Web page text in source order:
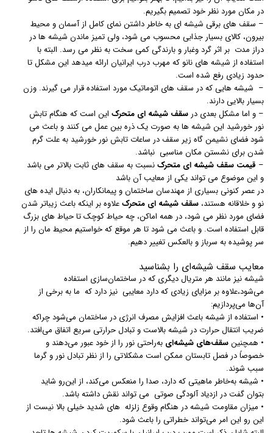
در مکان مورد نظر خود تصمیم بگیریم.
– سقف های برقی شیشه ای به خاطر داشتن نمای کامل از آسمان و محیط
بیرون، کالای بسیار جذابی محسوب می شود، ولی تمیز ماندن شیشه ها در
دراز مدت بر اثر گرد وغبار و بارندگی کمی سخت به نظر می رسد. البته با
استفاده از شیشه های نانو که مهرب درب ایرانیان ارائه میدهد این مشکل تا
حدود زیادی رفع شده است.
– شیشه هایی که در سقف های اتوماتیک مورد استفاده قرار می گیرند. وزن
بسیار بالایی دارند.
– و اما مشکل بعدی درسقف شیشه ای متحرک این است که هنگام تابش
نور خورشید این شیشه ها به صورت یک ذره بین عمل می کنند و باعث می
شود فضای نشیمن گاه زیر سقف در ساعات تابش نور خورشید به علت گرم
شدن برای نشستن مکان مناسبی نباشد.
– قیمت سقف شیشه ای متحرکنسبت به سقف های ثابت بالاتر می باشد
و این موضوع می تواند یکی از معایب آن باشد
در عصر کنونی بسیاری از مهندسان ساختمان و پیمانکاران، به دنبال ایده های
نو و خلاقانه هستند، سقف شیشه ای متحرکعلاوه بر اینکه باعث زیباتر شدن
فضای مورد نظر می شود، در همه اماکن، چه حیاط کوچک تا حیاط های بزرگ
قابل استفاده است. و باعث می شود تا هر موقع که خواستیم محیط مان را از
سر پوشیده به سرباز و بالعکس تغییر دهیم.
معایب سقف شیشه‌ای را بشناسید
شیشه نیز مانند هر متریال دیگری که در ساختمان‌سازی استفاده
می‌شود،علاوه بر مزایای زیادی که دارد معایبی نیز دارد که ما به برخی از
آن‌ها می‌پردازیم:
• استفاده از شیشه باعث افزایش مصرف انرژی در ساختمان می‌شود چراکه
ضریب انتقال حرارت در شیشه بالاست و تبادل حرارتی سریع اتفاق می‌افتد.
• همچنینسقف‌های شیشه‌ای به‌راحتی نور را از خود عبور می‌دهند و
خصوصاً در فصل تابستان ممکن است مشکلاتی را از نظر تبادل نور و گرما
سبب شوند.
• شیشه به‌خاطر ماهیتی که دارد، صدا را منعکس می‌کند، از این‌رو شاید
بتوان گفت در ازدیاد آلودگی صوتی می تواند نقش داشته باشد.
• میزان مقاومت شیشه در هنگام وقوع زلزله های شدید خیلی بالا نیست از
این رو این امر می‌تواند خطراتی را باعث شود.